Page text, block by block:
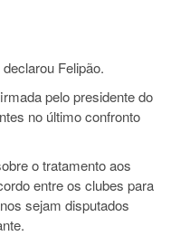
Felipão.
pelo presidente do
no último confronto
o tratamento aos
entre os clubes para
sejam disputados